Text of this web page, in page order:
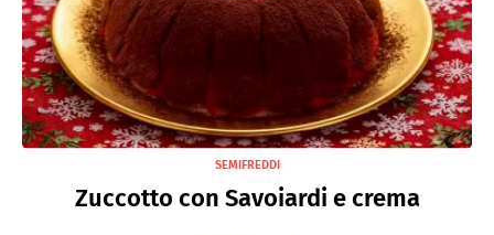
SEMIFREDDI
Zuccotto con Savoiardi e crema